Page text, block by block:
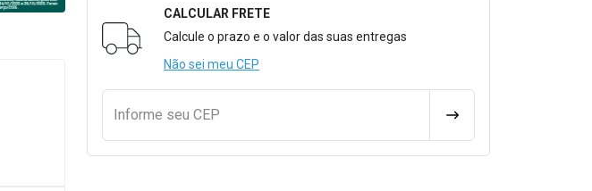
Formulário para Calcular o Frete
CALCULAR FRETE
Calcule o prazo e o valor das suas entregas
Não sei meu CEP
Informe seu CEP CALCULAR FRETE